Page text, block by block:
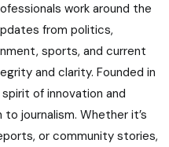
work around the
from politics,
sports, and current
and clarity. Founded in
of innovation and
journalism. Whether it’s
or community stories,